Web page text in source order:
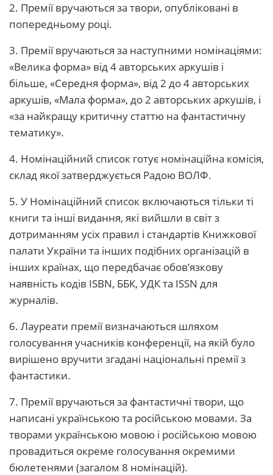
2. Премії вручаються за твори, опубліковані в
попередньому році.
3. Премії вручаються за наступними номінаціями:
«Велика форма» від 4 авторських аркушів і
більше, «Середня форма», від 2 до 4 авторських
аркушів, «Мала форма», до 2 авторських аркушів, і
«за найкращу критичну статтю на фантастичну
тематику».
4. Номінаційний список готує номінаційна комісія,
склад якої затверджується Радою ВОЛФ.
5. У Номінаційний список включаються тільки ті
книги та інші видання, які вийшли в світ з
дотриманням усіх правил і стандартів Книжкової
палати України та інших подібних організацій в
інших країнах, що передбачає обов’язкову
наявність кодів ISBN, ББК, УДК та ISSN для
журналів.
6. Лауреати премії визначаються шляхом
голосування учасників конференції, на якій було
вирішено вручити згадані національні премії з
фантастики.
7. Премії вручаються за фантастичні твори, що
написані українською та російською мовами. За
творами українською мовою і російською мовою
провадиться окреме голосування окремими
бюлетенями (загалом 8 номінацій).